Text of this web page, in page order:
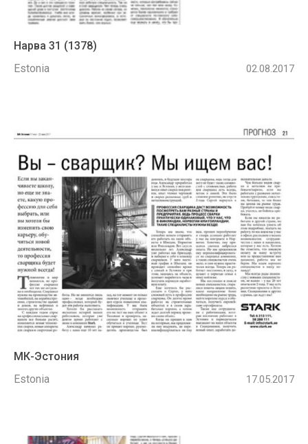
Нарва 31 (1378)
Estonia
02.08.2017
МК-Эстония
Estonia
17.05.2017